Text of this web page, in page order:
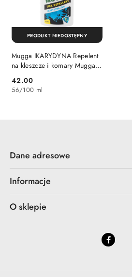
Mugga IKARYDYNA Repelent
na kleszcze i komary Mugga
Cena:
42.00
56/100 ml
PRODUKT NIEDOSTĘPNY
Dane adresowe
Informacje
O sklepie